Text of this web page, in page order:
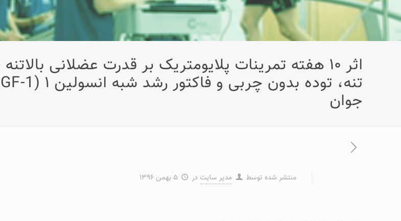
اثر ۱۰ هفته تمرینات پلایومتریک بر قدرت عضلانی
جوان
منتشر شده توسط مدیر سایت در ۵ بهمن ۱۳۹۶